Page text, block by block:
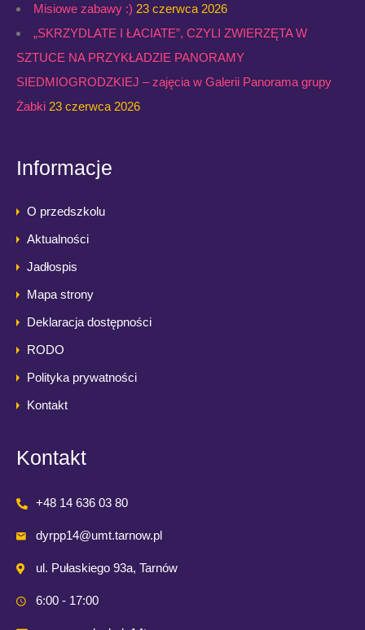
Misiowe zabawy :) 23 czerwca 2026
„SKRZYDLATE I ŁACIATE”, CZYLI ZWIERZĘTA W
SZTUCE NA PRZYKŁADZIE PANORAMY
SIEDMIOGRODZKIEJ – zajęcia w Galerii Panorama grupy
Żabki 23 czerwca 2026
Informacje
O przedszkolu
Aktualności
Jadłospis
Mapa strony
Deklaracja dostępności
RODO
Polityka prywatności
Kontakt
Kontakt
+48 14 636 03 80
dyrpp14@umt.tarnow.pl
ul. Pułaskiego 93a, Tarnów
6:00 - 17:00